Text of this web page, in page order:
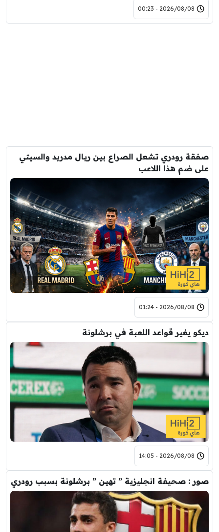
2026/08/08 - 00:23
صفقة رودري تشعل الصراع بين ريال مدريد والسيتي
على ضم هذا اللاعب
2026/08/08 - 01:24
ديكو يغير قواعد اللعبة في برشلونة
2026/08/08 - 14:05
صور : صحيفة انجليزية ” تهين ” برشلونة بسبب رودري